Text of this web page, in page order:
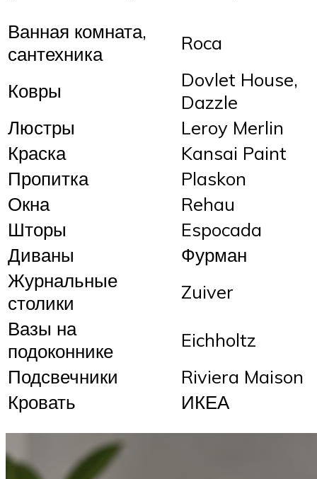
Ванная комната,
сантехника
Roca
Ковры
Dovlet House,
Dazzle
Люстры
Leroy Merlin
Краска
Kansai Paint
Пропитка
Plaskon
Окна
Rehau
Шторы
Espocada
Диваны
Фурман
Журнальные
столики
Zuiver
Вазы на
подоконнике
Eichholtz
Подсвечники
Riviera Maison
Кровать
ИКЕА